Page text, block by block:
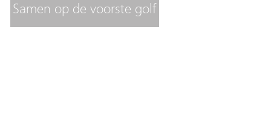
Samen op de voorste golf